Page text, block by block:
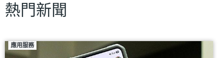
熱門新聞
應用服務